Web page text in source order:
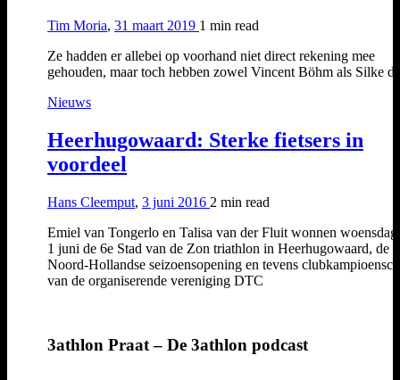
Tim Moria, 31 maart 2019 1 min read
Ze hadden er allebei op voorhand niet direct rekening mee
gehouden, maar toch hebben zowel Vincent Böhm als Silke
Nieuws
Heerhugowaard: Sterke fietsers in
voordeel
Hans Cleemput, 3 juni 2016 2 min read
Emiel van Tongerlo en Talisa van der Fluit wonnen
1 juni de 6e Stad van de Zon triathlon in Heerhugowaard, de
Noord-Hollandse seizoensopening en tevens
van de organiserende vereniging DTC
3athlon Praat – De 3athlon podcast